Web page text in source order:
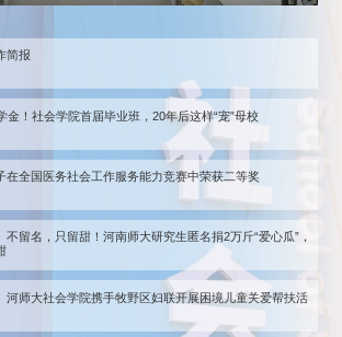
简报
金！社会学院首届毕业班，20年后这样“宠”母校
在全国医务社会工作服务能力竞赛中荣获二等奖
不留名，只留甜！河南师大研究生匿名捐2万斤“爱心瓜”，
河师大社会学院携手牧野区妇联开展困境儿童关爱帮扶活